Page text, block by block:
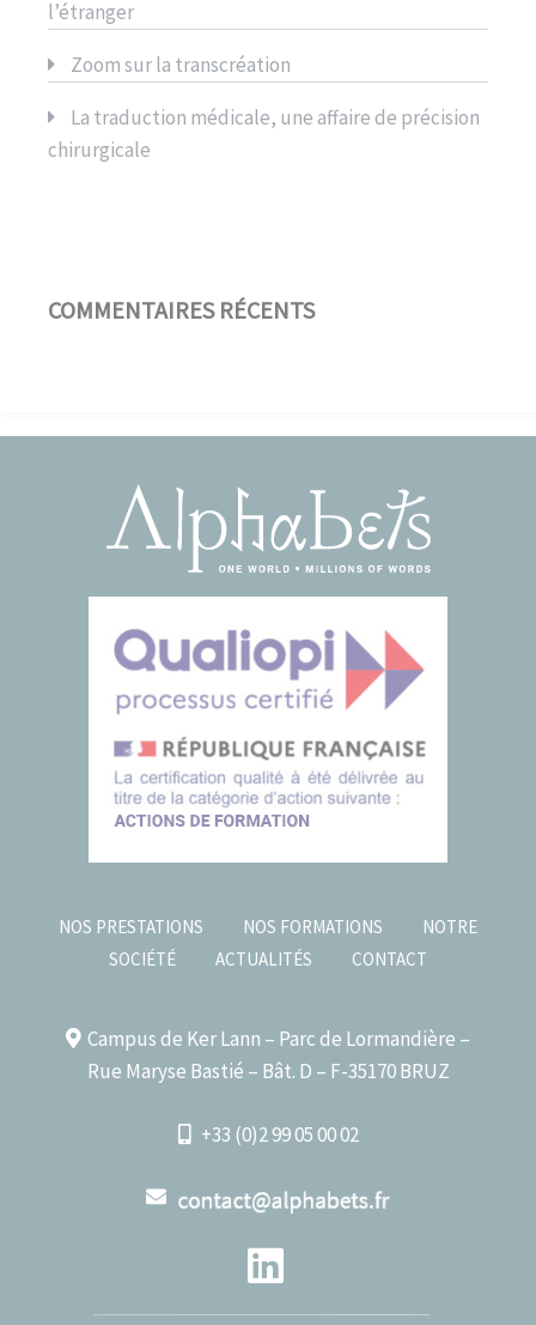
l’étranger
Zoom sur la transcréation
La traduction médicale, une affaire de précision
chirurgicale
COMMENTAIRES RÉCENTS
NOS PRESTATIONS NOS FORMATIONS
NOTRE
SOCIÉTÉ
ACTUALITÉS CONTACT
Campus de Ker Lann – Parc de Lormandière –
Rue Maryse Bastié – Bât. D – F-35170 BRUZ
+33 (0)2 99 05 00 02